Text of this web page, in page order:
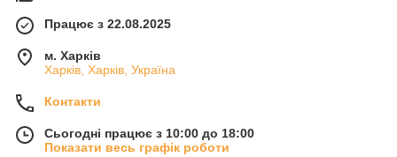
Працює з 22.08.2025
м. Харків
Харків, Харків, Україна
Контакти
Сьогодні працює з 10:00 до 18:00
Показати весь графік роботи